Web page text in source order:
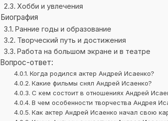
Хобби и увлечения
Биография
Ранние годы и образование
Творческий путь и достижения
Работа на большом экране и в театре
Вопрос-ответ:
Когда родился актер Андрей Исаенко?
Какие фильмы снял Андрей Исаенко?
С кем состоит в отношениях Андрей
В чем особенности творчества Андрея
Как актер Андрей Исаенко начал свою